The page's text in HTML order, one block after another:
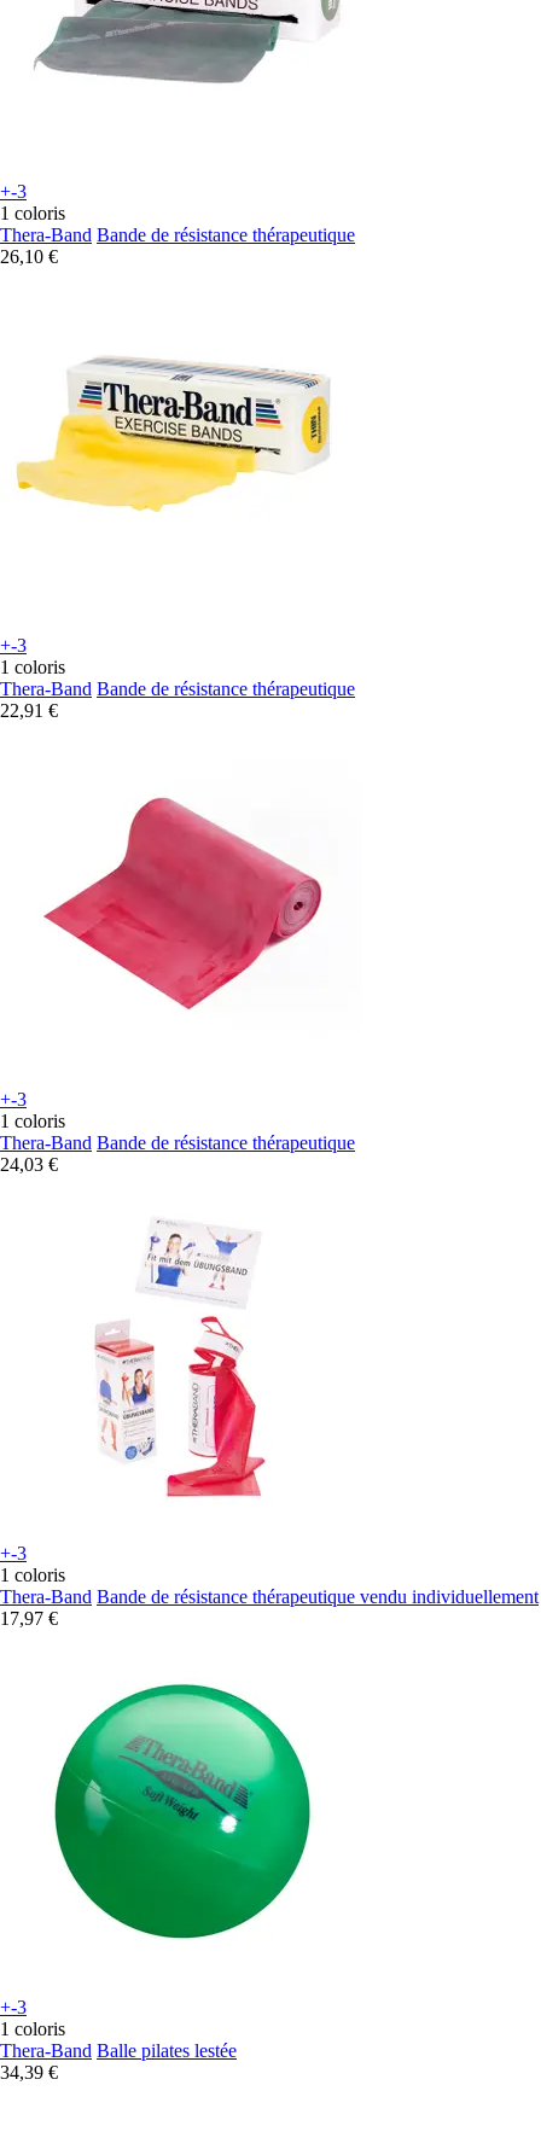
+-3
1 coloris
Thera-Band Bande de résistance thérapeutique
26,10 €
+-3
1 coloris
Thera-Band Bande de résistance thérapeutique
22,91 €
+-3
1 coloris
Thera-Band Bande de résistance thérapeutique
24,03 €
+-3
1 coloris
Thera-Band Bande de résistance thérapeutique vendu individuellement
17,97 €
+-3
1 coloris
Thera-Band Balle pilates lestée
34,39 €